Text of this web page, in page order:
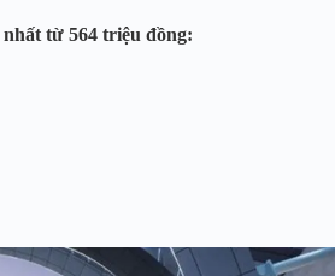
từ 564 triệu đồng: